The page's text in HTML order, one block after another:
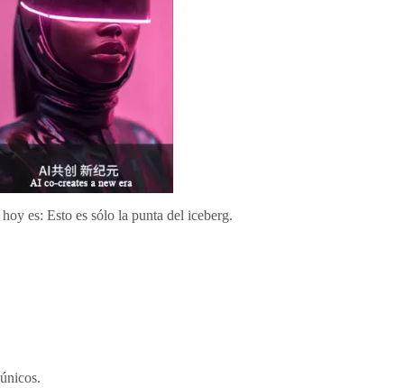
es: Esto es sólo la punta del iceberg.